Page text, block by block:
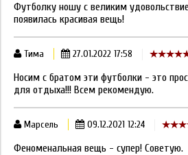
Футболку ношу с великим
появилась красивая вещь!
Тима 27.01.2022 17:58
Носим с братом эти футболки - это
для отдыха!!! Всем рекомендую.
Марсель 09.12.2021 12:24
Феноменальная вещь - супер! Советую.